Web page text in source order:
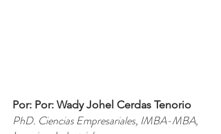
Por: Por: Wady Johel Cerdas Tenorio
PhD. Ciencias Empresariales, IMBA-MBA,